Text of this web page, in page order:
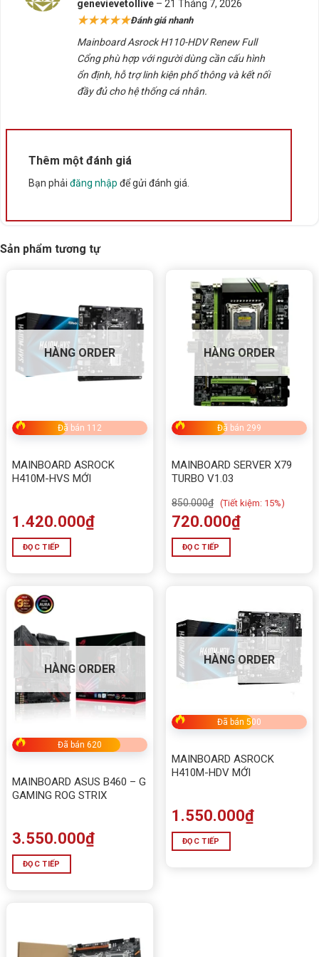
hạng 5
5
sao
genevievetollive – 21 Tháng 7, 2026
★★★★★Đánh giá nhanh
Mainboard Asrock H110-HDV Renew Full
Cổng phù hợp với người dùng cần cấu hình
ổn định, hỗ trợ linh kiện phổ thông và kết nối
đầy đủ cho hệ thống cá nhân.
Thêm một đánh giá
Bạn phải đăng nhập để gửi đánh giá.
Sản phẩm tương tự
HÀNG ORDER
Đã bán 112
MAINBOARD ASROCK
H410M-HVS MỚI
1.420.000₫
ĐỌC TIẾP
HÀNG ORDER
Đã bán 299
MAINBOARD SERVER X79
TURBO V1.03
850.000₫ (Tiết kiệm: 15%)
720.000₫
ĐỌC TIẾP
HÀNG ORDER
Đã bán 620
MAINBOARD ASUS B460 – G
GAMING ROG STRIX
3.550.000₫
ĐỌC TIẾP
HÀNG ORDER
Đã bán 500
MAINBOARD ASROCK
H410M-HDV MỚI
1.550.000₫
ĐỌC TIẾP